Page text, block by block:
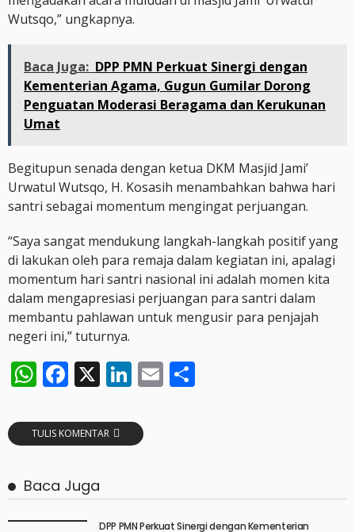
Wutsqo,” ungkapnya.
Baca Juga: DPP PMN Perkuat Sinergi dengan
Kementerian Agama, Gugun Gumilar Dorong
Penguatan Moderasi Beragama dan Kerukunan
Umat
Begitupun senada dengan ketua DKM Masjid Jami’
Urwatul Wutsqo, H. Kosasih menambahkan bahwa hari
santri sebagai momentum mengingat perjuangan.
“Saya sangat mendukung langkah-langkah positif yang
di lakukan oleh para remaja dalam kegiatan ini, apalagi
momentum hari santri nasional ini adalah momen kita
dalam mengapresiasi perjuangan para santri dalam
membantu pahlawan untuk mengusir para penjajah
negeri ini,” tuturnya.
WhatsApp
Facebook
X LinkedIn
Email
TULIS KOMENTAR
Baca Juga
DPP PMN Perkuat Sinergi dengan Kementerian